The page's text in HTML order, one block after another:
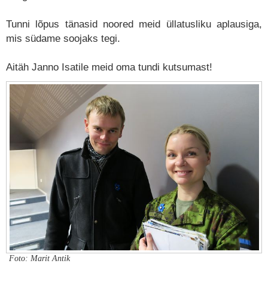
Tunni lõpus tänasid noored meid üllatusliku aplausiga,
mis südame soojaks tegi.
Aitäh Janno Isatile meid oma tundi kutsumast!
Foto: Marit Antik